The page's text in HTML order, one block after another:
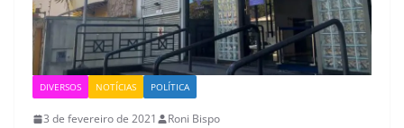
DIVERSOS NOTÍCIAS POLÍTICA
3 de fevereiro de 2021 Roni Bispo